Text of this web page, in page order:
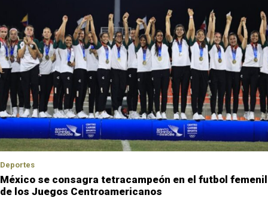
Deportes
México se consagra tetracampeón en el futbol femenil
de los Juegos Centroamericanos